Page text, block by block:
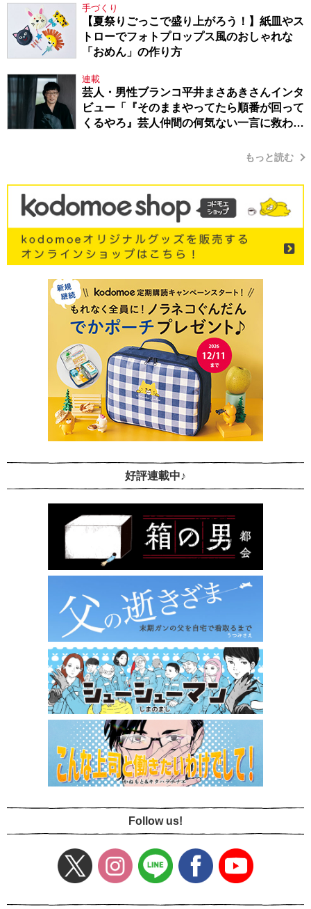
手づくり
【夏祭りごっこで盛り上がろう！】紙皿やス
トローでフォトプロップス風のおしゃれな
「おめん」の作り方
連載
芸人・男性ブランコ平井まさあきさんインタ
ビュー「『そのままやってたら順番が回って
くるやろ』芸人仲間の何気ない一言に救われ
もっと読む
好評連載中♪
Follow us!